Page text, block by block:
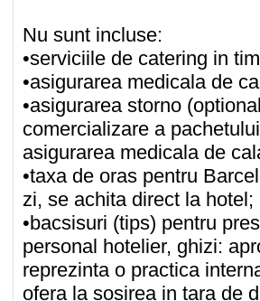
Nu sunt incluse:
•serviciile de catering in
•asigurarea medicala de
•asigurarea storno
comercializare a
asigurarea medicala de
•taxa de oras pentru
zi, se achita direct la hotel;
•bacsisuri (tips) pentru
personal hotelier, ghizi:
reprezinta o practica
ofera la sosirea in tara de